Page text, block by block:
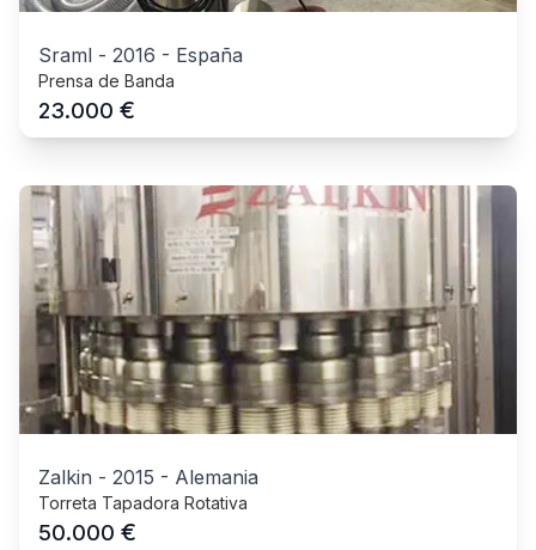
Sraml - 2016 - España
Prensa de Banda
23.000 €
Zalkin - 2015 - Alemania
Torreta Tapadora Rotativa
50.000 €